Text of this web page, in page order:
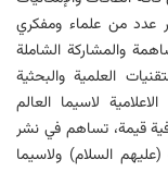
عدد من علماء ومفكري
والمشاركة الشاملة
العلمیة والبحثیة
لاسیما العالم
قیمة، تساهم في نشر
السلام) ولاسیما